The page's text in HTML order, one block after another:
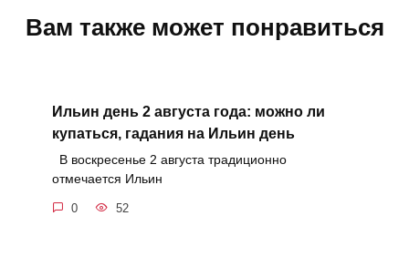
Вам также может понравиться
Ильин день 2 августа года: можно ли
купаться, гадания на Ильин день
В воскресенье 2 августа традиционно
отмечается Ильин
0 52